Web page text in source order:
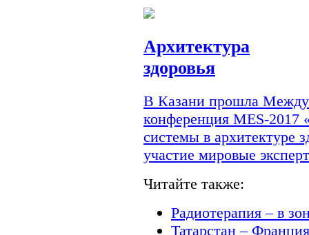
Архитектура
здоровья
В Казани прошла
конференция MES-
системы в архитектуре
участие мировые
Читайте также:
Радиотерапия – в
Татарстан –